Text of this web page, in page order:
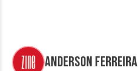
Anderson Ferreira